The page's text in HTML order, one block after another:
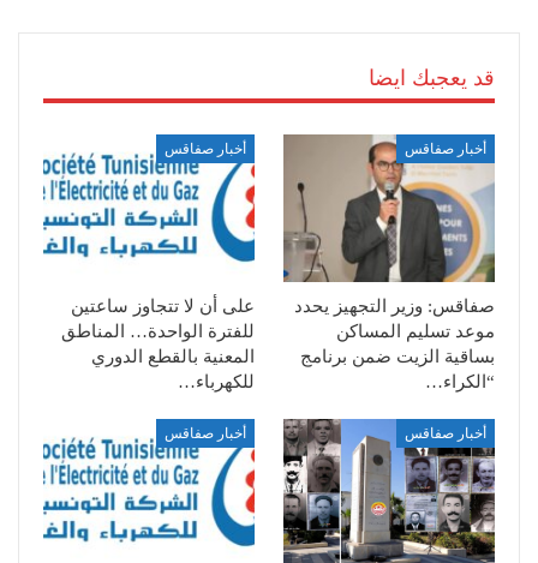
قد يعجبك ايضا
أخبار صفاقس
صفاقس: وزير التجهيز يحدد
موعد تسليم المساكن
بساقية الزيت ضمن برنامج
“الكراء…
أخبار صفاقس
على أن لا تتجاوز ساعتين
للفترة الواحدة… المناطق
المعنية بالقطع الدوري
للكهرباء…
أخبار صفاقس أخبار صفاقس